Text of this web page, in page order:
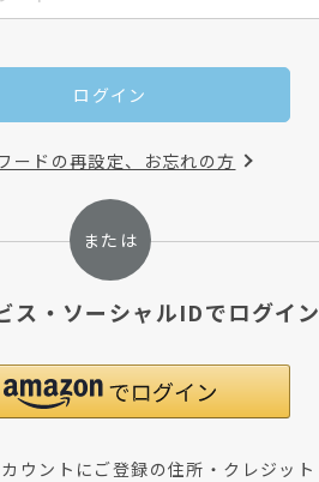
ログイン
ードの再設定、お忘れの方
ス・ソーシャルIDでログイン
ウントにご登録の住所・クレジット